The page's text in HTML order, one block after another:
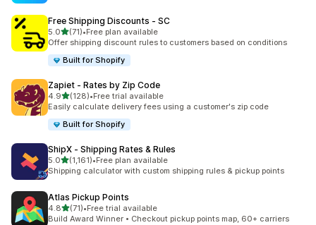
Free Shipping Discounts ‑ SC
5.0별 5개 중
(71)
총 리뷰 71개
•Free plan available
Offer shipping discount rules to customers based on conditions
Built for Shopify
Zapiet ‑ Rates by Zip Code
4.9별 5개 중
(128)
총 리뷰 128개
•Free trial available
Easily calculate delivery fees using a customer's zip code
Built for Shopify
ShipX ‑ Shipping Rates & Rules
5.0별 5개 중
(1,161)
총 리뷰 1161개
•Free plan available
Shipping calculator with custom shipping rules & pickup points
Atlas Pickup Points
4.8별 5개 중
(71)
총 리뷰 71개
•Free trial available
Build Award Winner • Checkout pickup points map, 60+ carriers